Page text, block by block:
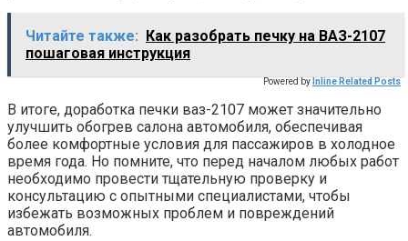
Читайте также: Как разобрать печку на ВАЗ-2107
пошаговая инструкция
Powered by Inline Related Posts
В итоге, доработка печки ваз-2107 может значительно
улучшить обогрев салона автомобиля, обеспечивая
более комфортные условия для пассажиров в холодное
время года. Но помните, что перед началом любых работ
необходимо провести тщательную проверку и
консультацию с опытными специалистами, чтобы
избежать возможных проблем и повреждений
автомобиля.